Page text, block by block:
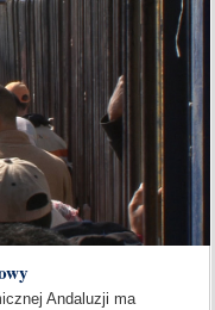
Andaluzji ma